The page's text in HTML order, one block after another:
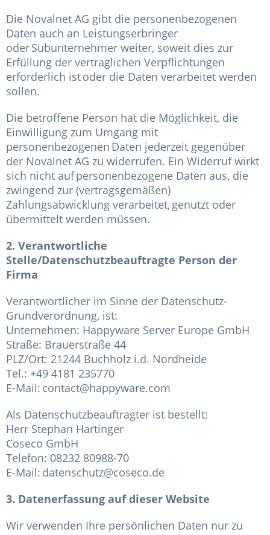
Die Novalnet AG gibt die personenbezogenen
Daten auch an Leistungserbringer
oder Subunternehmer weiter, soweit dies zur
Erfüllung der vertraglichen Verpflichtungen
erforderlich ist oder die Daten verarbeitet werden
sollen.
Die betroffene Person hat die Möglichkeit, die
Einwilligung zum Umgang mit
personenbezogenen Daten jederzeit gegenüber
der Novalnet AG zu widerrufen. Ein Widerruf wirkt
sich nicht auf personenbezogene Daten aus, die
zwingend zur (vertragsgemäßen)
Zahlungsabwicklung verarbeitet, genutzt oder
übermittelt werden müssen.
2. Verantwortliche
Stelle/Datenschutzbeauftragte Person der
Firma
Verantwortlicher im Sinne der Datenschutz-
Grundverordnung, ist:
Unternehmen: Happyware Server Europe GmbH
Straße: Brauerstraße 44
PLZ/Ort: 21244 Buchholz i.d. Nordheide
Tel.: +49 4181 235770
E-Mail: contact@happyware.com
Als Datenschutzbeauftragter ist bestellt:
Herr Stephan Hartinger
Coseco GmbH
Telefon: 08232 80988-70
E-Mail: datenschutz@coseco.de
3. Datenerfassung auf dieser Website
Wir verwenden Ihre persönlichen Daten nur zu